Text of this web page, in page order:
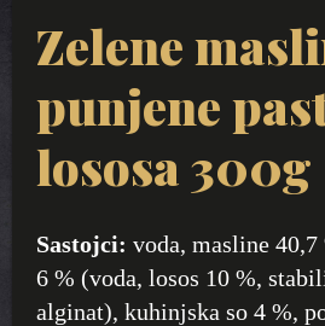
Zelene
punjene
lososa 300g
Sastojci: voda, masline 40,7
6 % (voda, losos 10 %,
alginat), kuhinjska so 4 %,